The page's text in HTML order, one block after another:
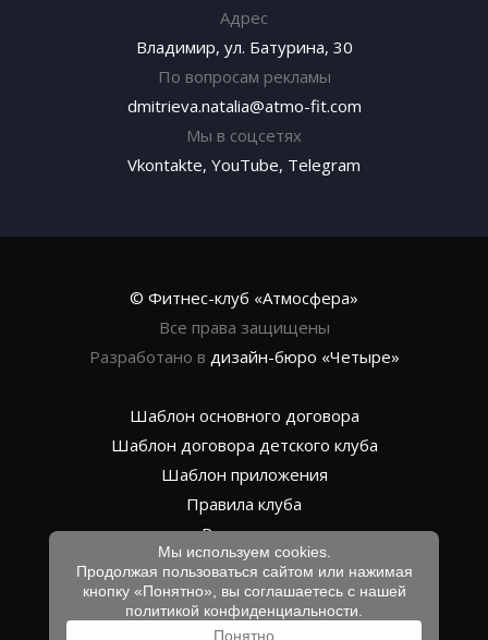
Адрес
Владимир, ул. Батурина, 30
По вопросам рекламы
dmitrieva.natalia@atmo-fit.com
Мы в соцсетях
Vkontakte, YouTube, Telegram
© Фитнес-клуб «Атмосфера»
Все права защищены
Разработано в дизайн-бюро «Четыре»
Шаблон основного договора
Шаблон договора детского клуба
Шаблон приложения
Правила клуба
Реквизиты
Способы оплаты и условия возврата
Политика конфиденциальности
Мы используем cookies.
Продолжая пользоваться сайтом или нажимая
кнопку «Понятно», вы соглашаетесь с нашей
политикой конфиденциальности
Понятно